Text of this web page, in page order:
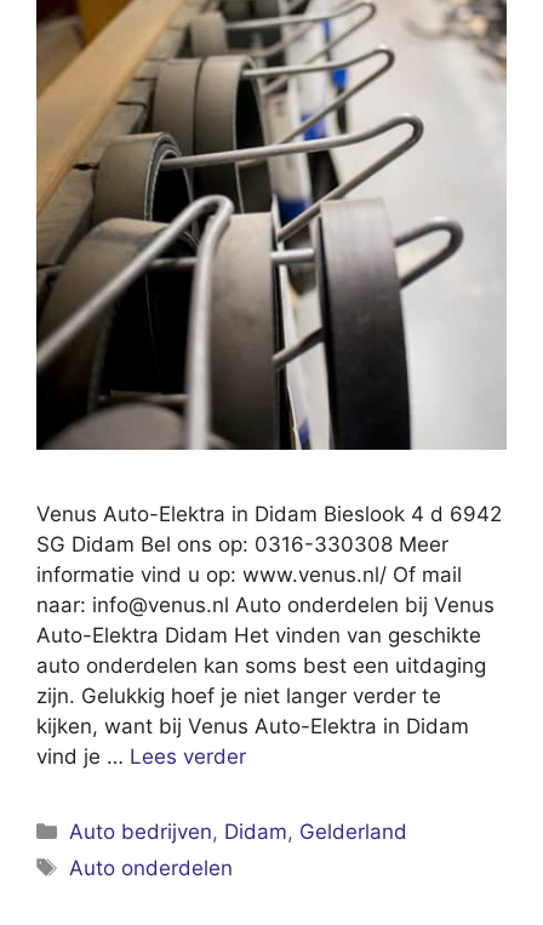
Venus Auto-Elektra in Didam Bieslook 4 d 6942
SG Didam Bel ons op: 0316-330308 Meer
informatie vind u op: www.venus.nl/ Of mail
naar: info@venus.nl Auto onderdelen bij Venus
Auto-Elektra Didam Het vinden van geschikte
auto onderdelen kan soms best een uitdaging
zijn. Gelukkig hoef je niet langer verder te
kijken, want bij Venus Auto-Elektra in Didam
vind je … Lees verder
Categorieën
Auto bedrijven, Didam, Gelderland
Tags
Auto onderdelen